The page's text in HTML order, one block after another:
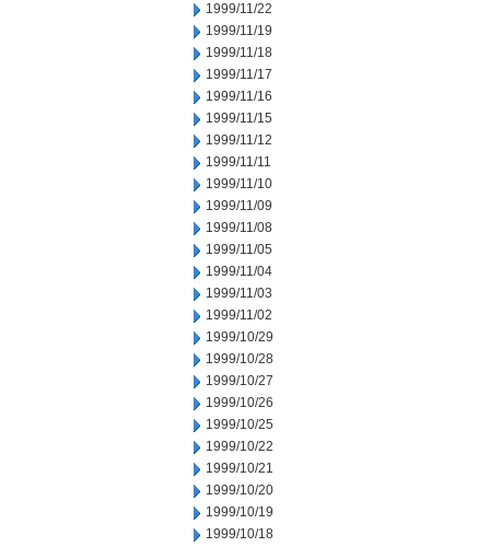
1999/11/22
1999/11/19
1999/11/18
1999/11/17
1999/11/16
1999/11/15
1999/11/12
1999/11/11
1999/11/10
1999/11/09
1999/11/08
1999/11/05
1999/11/04
1999/11/03
1999/11/02
1999/10/29
1999/10/28
1999/10/27
1999/10/26
1999/10/25
1999/10/22
1999/10/21
1999/10/20
1999/10/19
1999/10/18